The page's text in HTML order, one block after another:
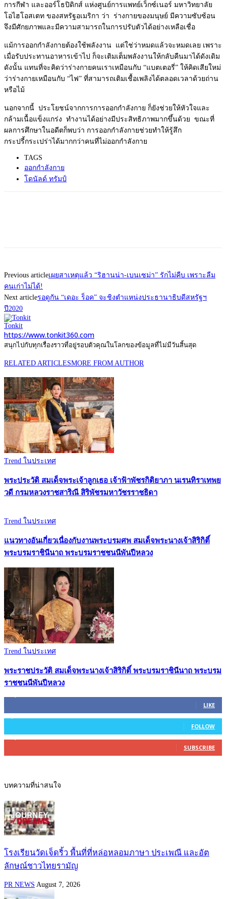
การกีฬา และออร์โธปิดิกส์ แห่งศูนย์การแพทย์เว็กซ์เนอร์ มหาวิทยาลัย
โอไฮโอสเตท ของสหรัฐอเมริกา ว่า ร่างกายของมนุษย์ มีความซับซ้อน
จึงมีศักยภาพและมีความสามารถในการปรับตัวได้อย่างเหลือเชื่อ
แม้การออกกำลังกายต้องใช้พลังงาน แต่ใช่ว่าหมดแล้วจะหมดเลย เพราะ
เมื่อรับประทานอาหารเข้าไป ก็จะเติมเต็มพลังงานให้กลับคืนมาได้ดังเดิม
ดังนั้น แทนที่จะคิดว่าร่างกายคนเราเหมือนกับ “แบตเตอรี่” ให้คิดเสียใหม่
ว่าร่างกายเหมือนกับ “ไฟ” ที่สามารถเติมเชื้อเพลิงได้ตลอดเวลาด้วยถ่าน
หรือไม้
นอกจากนี้ ประโยชน์จากการการออกกำลังกาย ก็ยังช่วยให้หัวใจและ
กล้ามเนื้อแข็งแกร่ง ทำงานได้อย่างมีประสิทธิภาพมากขึ้นด้วย ขณะที่
ผลการศึกษาในอดีตก็พบว่า การออกกำลังกายช่วยทำให้รู้สึก
กระปรี้กระเปร่าได้มากกว่าคนที่ไม่ออกกำลังกาย
TAGS
ออกกำลังกาย
โดนัลด์ ทรัมป์
Previous articleเผยสาเหตุแล้ว “ริฮานน่า-เบนเซม่า” รักไม่คืบ เพราะลืม
คนเก่าไม่ได้!
Next articleรอดูกัน “เดอะ ร็อค” จะชิงตำแหน่งประธานาธิบดีสหรัฐฯ
ปี2020
Tonkit
https://www.tonkit360.com
สนุกไปกับทุกเรื่องราวที่อยู่รอบตัวคุณในโลกของข้อมูลที่ไม่มีวันสิ้นสุด
RELATED ARTICLESMORE FROM AUTHOR
Trend ในประเทศ
พระประวัติ สมเด็จพระเจ้าลูกเธอ เจ้าฟ้าพัชรกิติยาภา นเรนทิราเทพย
วดี กรมหลวงราชสาริณี สิริพัชรมหาวัชรราชธิดา
Trend ในประเทศ
แนวทางอันเกี่ยวเนื่องกับงานพระบรมศพ สมเด็จพระนางเจ้าสิริกิติ์
พระบรมราชินีนาถ พระบรมราชชนนีพันปีหลวง
Trend ในประเทศ
พระราชประวัติ สมเด็จพระนางเจ้าสิริกิติ์ พระบรมราชินีนาถ พระบรม
ราชชนนีพันปีหลวง
LIKE
FOLLOW
SUBSCRIBE
บทความที่น่าสนใจ
โรงเรียนวัดเจ็ดริ้ว พื้นที่ที่หล่อหลอมภาษา ประเพณี และอัต
ลักษณ์ชาวไทยรามัญ
PR NEWS August 7, 2026